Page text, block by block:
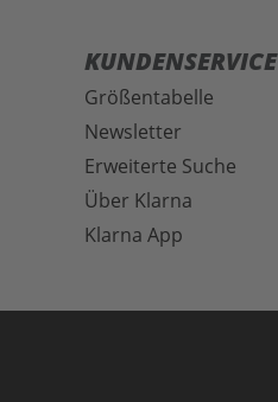
KUNDENSERVICE
Größentabelle
Newsletter
Erweiterte Suche
Über Klarna
Klarna App